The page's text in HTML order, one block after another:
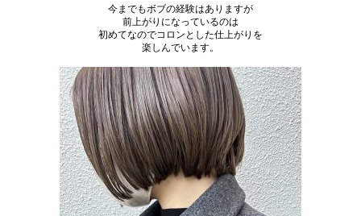
今までもボブの経験はありますが
前上がりになっているのは
初めてなのでコロンとした仕上がりを
楽しんでいます。